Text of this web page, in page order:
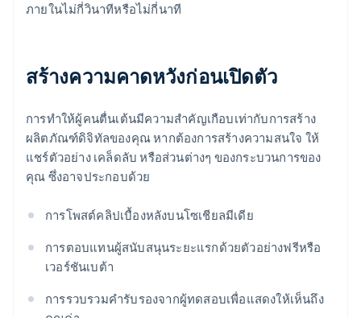
ภายในไม่กี่วินาทีหรือไม่กี่นาที
สร้างความคาดหวังก่อนเปิดตัว
การทําให้ผู้คนตื่นเต้นมีความสําคัญเกือบเท่ากับการสร้าง
ผลิตภัณฑ์ดิจิทัลของคุณ หากต้องการสร้างความสนใจ ให้
แชร์ตัวอย่าง เคล็ดลับ หรือส่วนต่างๆ ของกระบวนการของ
คุณ ซึ่งอาจประกอบด้วย
การโพสต์คลิปเบื้องหลังบนโซเชียลมีเดีย
การตอบแทนผู้สนับสนุนระยะแรกด้วยตัวอย่างฟรีหรือ
เวอร์ชันเบต้า
การรวบรวมคํารับรองจากผู้ทดสอบเพื่อแสดงให้เห็นถึง